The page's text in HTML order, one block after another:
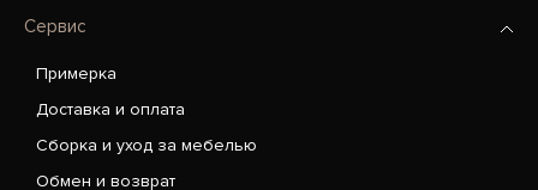
Сервис
Примерка
Доставка и оплата
Сборка и уход за мебелью
Обмен и возврат